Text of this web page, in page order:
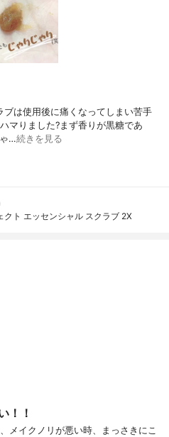
は使用後に痛くなってしまい苦手
マりました?まず香りが黒糖であ
…続きを見る
クト エッセンシャル スクラブ 2X
！！
メイクノリが悪い時、まっさきにこ